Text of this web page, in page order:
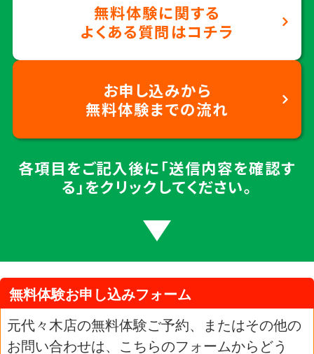
無料体験に関する
よくある質問はコチラ
お申し込みから
無料体験までの流れ
各項目をご記入後に「送信内容を確認す
る」をクリックしてください。